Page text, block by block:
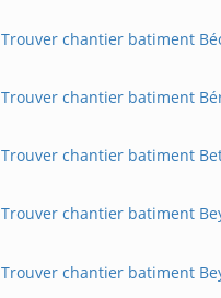
Trouver chantier batiment
Trouver chantier batiment
Trouver chantier batiment
Trouver chantier batiment
Trouver chantier batiment